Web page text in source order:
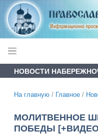
НОВОСТИ
На главную / Главное /
МОЛИТВЕННОЕ
ПОБЕДЫ